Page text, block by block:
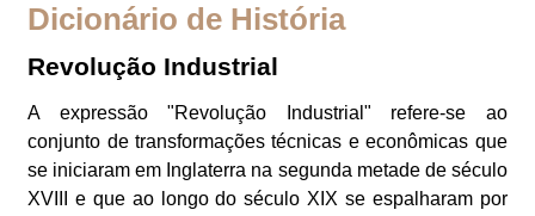
Dicionário de História
Revolução Industrial
A expressão "Revolução Industrial" refere-se ao
conjunto de transformações técnicas e econômicas que
se iniciaram em Inglaterra na segunda metade de século
XVIII e que ao longo do século XIX se espalharam por